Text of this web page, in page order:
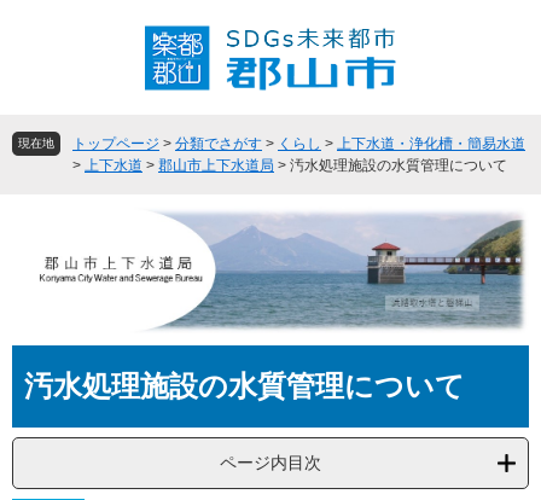
頭
飛現在地 トップページ > 分類でさがす > くらし > 上下水道・浄化槽・簡易水道
> 上下水道 > 郡山市上下水道局 > 汚水処理施設の水質管理について
文汚水処理施設の水質管理について
ページ内目次